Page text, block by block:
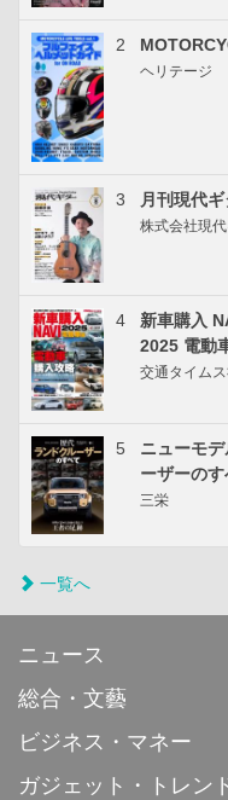
2
ヘリテージ
3 月刊現代
株式会社現
4
新車購入
2025 電動
交通タイム
5
ニューモ
ーザーのす
三栄
一覧へ
ニュース
総合・文藝
ビジネス・マネー
ガジェット・トレン